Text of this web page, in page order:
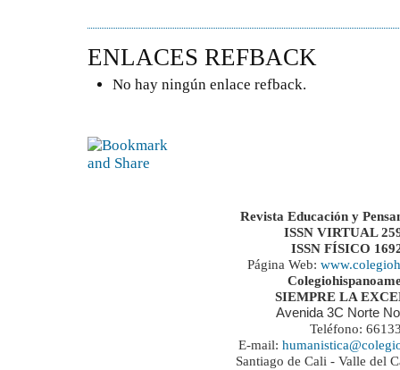
ENLACES REFBACK
No hay ningún enlace refback.
Revista Educación y
ISSN VIRTUAL
ISSN FÍSICO
Página Web:
SIEMPRE LA
Avenida 3C Norte
Teléfono:
E-mail:
Santiago de Cali - Valle del